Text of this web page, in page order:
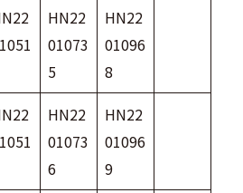
HN22
01073
5
HN22
01096
8
HN22
01073
6
HN22
01096
9